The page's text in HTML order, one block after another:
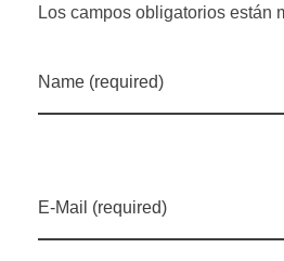
Los campos obligatorios están
Name (required)
E-Mail (required)